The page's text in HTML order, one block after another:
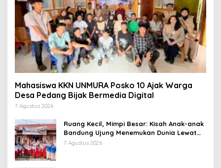
Mahasiswa KKN UNMURA Posko 10 Ajak Warga
Desa Pedang Bijak Bermedia Digital
7 Agustus 2026
Ruang Kecil, Mimpi Besar: Kisah Anak-anak
Bandung Ujung Menemukan Dunia Lewat
Literasi
7 Agustus 2026